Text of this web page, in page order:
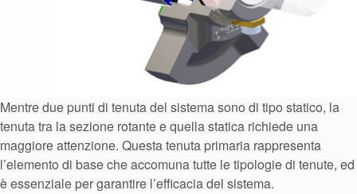
Mentre due punti di tenuta del sistema sono di tipo statico, la
tenuta tra la sezione rotante e quella statica richiede una
maggiore attenzione. Questa tenuta primaria rappresenta
l’elemento di base che accomuna tutte le tipologie di tenute, ed
è essenziale per garantire l’efficacia del sistema.